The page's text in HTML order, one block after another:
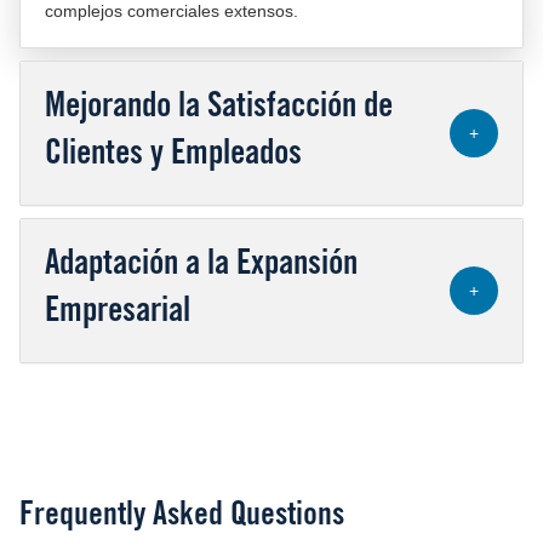
complejos comerciales extensos.
Mejorando la Satisfacción de
Clientes y Empleados
+
Adaptación a la Expansión
Empresarial
+
Frequently Asked Questions